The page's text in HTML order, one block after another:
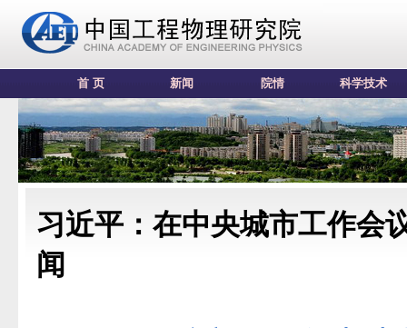
首 页 新闻 院情 科学技术
习近平：在中央城市工作会
闻